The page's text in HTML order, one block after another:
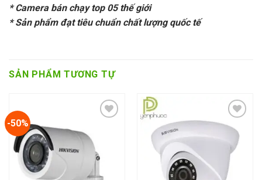
* Camera bán chạy top 05 thế giới
* Sản phẩm đạt tiêu chuẩn chất lượng quốc tế
SẢN PHẨM TƯƠNG TỰ
-50%
Add to wishlist
Add to wishlist